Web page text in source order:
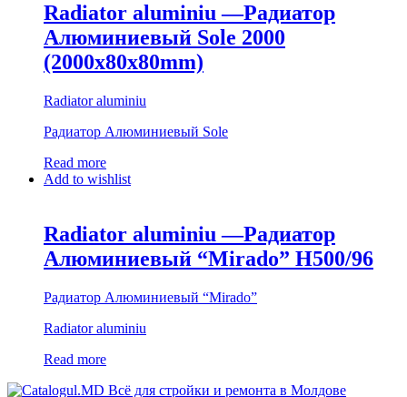
Radiator aluminiu —Радиатор
Алюминиевый Sole 2000
(2000x80x80mm)
Radiator aluminiu
Радиатор Алюминиевый Sole
Read more
Add to wishlist
Radiator aluminiu —Радиатор
Алюминиевый “Mirado” H500/96
Радиатор Алюминиевый “Mirado”
Radiator aluminiu
Read more
Всё для стройки и ремонта в Молдове